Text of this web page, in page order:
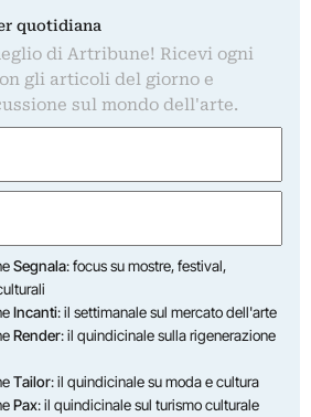
quotidiana
di Artribune! Ricevi ogni
gli articoli del giorno e
sul mondo dell'arte.
Segnala: focus su mostre, festival,
Incanti: il settimanale sul mercato dell'arte
Render: il quindicinale sulla rigenerazione
Tailor: il quindicinale su moda e cultura
Pax: il quindicinale sul turismo culturale